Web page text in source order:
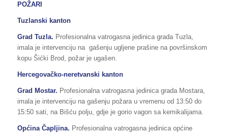
POŽARI
Tuzlanski kanton
Grad Tuzla. Profesionalna vatrogasna jedinica grada Tuzla,
imala je intervenciju na gašenju ugljene prašine na površinskom
kopu Šićki Brod, požar je ugašen.
Hercegovačko-neretvanski kanton
Grad Mostar. Profesionalna vatrogasna jedinica grada Mostara,
imala je intervenciju na gašenju požara u vremenu od 13:50 do
15:50 sati, na Bišću polju, gdje je gorio vagon sa kemikalijama.
Općina Čapljina. Profesionalna vatrogasna jedinica općine